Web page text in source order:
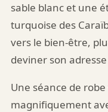
sable blanc et une
turquoise des
vers le bien-être,
deviner son
Une séance de
magnifiquement